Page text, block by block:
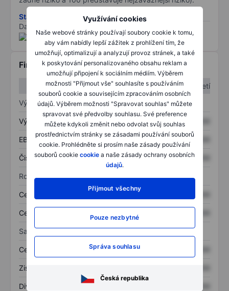
Využívání cookies
Naše webové stránky používají soubory cookie k tomu,
aby vám nabídly lepší zážitek z prohlížení tím, že
umožňují, optimalizují a analyzují provoz stránek, a také
k poskytování personalizovaného obsahu reklam a
umožňují připojení k sociálním médiím. Výběrem
možnosti "Přijmout vše" souhlasíte s používáním
souborů cookie a souvisejícím zpracováním osobních
údajů. Výběrem možnosti "Spravovat souhlas" můžete
spravovat své předvolby souhlasu. Své preference
můžete kdykoli změnit nebo odvolat svůj souhlas
prostřednictvím stránky se zásadami používání souborů
cookie. Prohlédněte si prosím naše zásady používání
souborů cookie cookie a naše zásady ochrany osobních
údajů.
Přijmout všechny
Pouze nezbytné
Správa souhlasu
Česká republika
Stáhněte si metodiku rizik ESG
Data poskytnuta od
Finanční informace
1. čtvrtletí
2. čtvrtletí
Výkaz zisku a ztráty
Výnos XXXXXXX XXXXXXX
EBITDA XXXXXXX XXXXXXX
Čistý příjem XXXXXXX XXXXXXX
Rozvaha
Celková aktiva XXXXXXX
Celkový dluh XXXXXXX
Sazby
Cena/tržby XXXXXXX
Zisk na akcii
Dividenda na akcii